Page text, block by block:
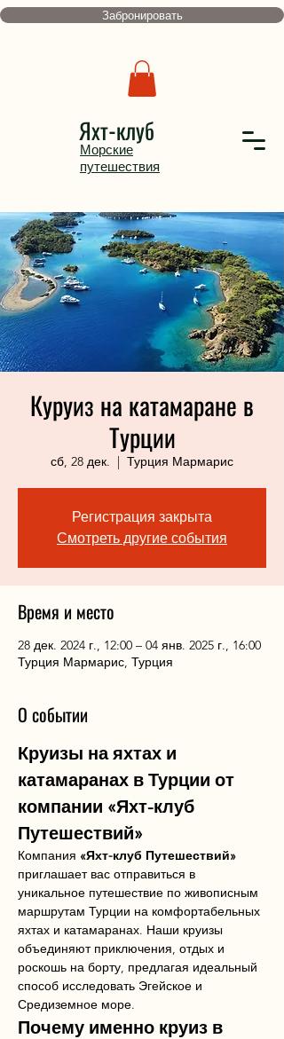
Забронировать
Яхт-клуб
Морские
путешествия
Куруиз на катамаране в
Турции
сб, 28 дек.
  |
Турция Мармарис
Регистрация закрыта
Смотреть другие события
Время и место
28 дек. 2024 г., 12:00 – 04 янв. 2025 г., 16:00
Турция Мармарис, Турция
О событии
Круизы на яхтах и
катамаранах в Турции от
компании «Яхт-клуб
Путешествий»
Компания «Яхт-клуб Путешествий»
приглашает вас отправиться в
уникальное путешествие по живописным
маршрутам Турции на комфортабельных
яхтах и катамаранах. Наши круизы
объединяют приключения, отдых и
роскошь на борту, предлагая идеальный
способ исследовать Эгейское и
Средиземное море.
Почему именно круиз в